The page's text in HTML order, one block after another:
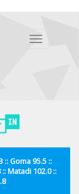
Toggle
:: Goma 95.5 ::
Matadi 102.0 ::